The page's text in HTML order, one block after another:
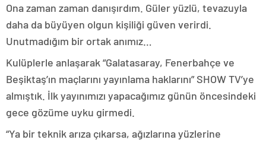
Ona zaman zaman danışırdım. Güler yüzlü, tevazuyla
daha da büyüyen olgun kişiliği güven verirdi.
Unutmadığım bir ortak anımız…
Kulüplerle anlaşarak “Galatasaray, Fenerbahçe ve
Beşiktaş’ın maçlarını yayınlama haklarını” SHOW TV’ye
almıştık. İlk yayınımızı yapacağımız günün öncesindeki
gece gözüme uyku girmedi.
“Ya bir teknik arıza çıkarsa, ağızlarına yüzlerine